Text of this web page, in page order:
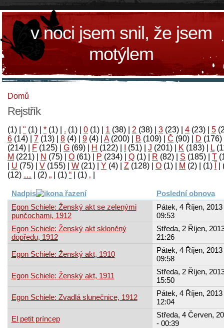
v noci jsem snil, že jsem
motýlem
Domů
Rejstřík
(1) " (1) * (1) . (1) 0 (1) 1 (38) 2 (38) 3 (23) 4 (23) 5
6 (14) 7 (13) 8 (4) 9 (4) A(200) B (109) Č (90) D (176)
(214)
F (125) G (69) H (122) (51) J (201) K (183) L
M (221) N (75) O (61) P (234) Q (1) R (82) S (185) T
U (75) V (155) W (21) Y (4) Z (128) Ο (1) М (2)
(1)
‚
(1)
“
(1)
„
(2)
…
(12)
Nadpis
Poslední obnova
Egon Schiele: Ženský akt se zelenými
punčochami, 1912
Pátek, 4 Říjen, 2013
09:53
Egon Schiele: Ženský akt skloněný
dopředu, 1912
Středa, 2 Říjen,
21:26
Egon Schiele: Ženský akt, 1910
Pátek, 4 Říjen, 2013
09:58
Egon Schiele: Ženský akt, 1911
Středa, 2 Říjen,
15:50
Egon Schiele: Zvadlá slunečnice, 1912
Pátek, 4 Říjen, 2013
12:04
El petit príncep
Středa, 4 Červen,
- 00:39